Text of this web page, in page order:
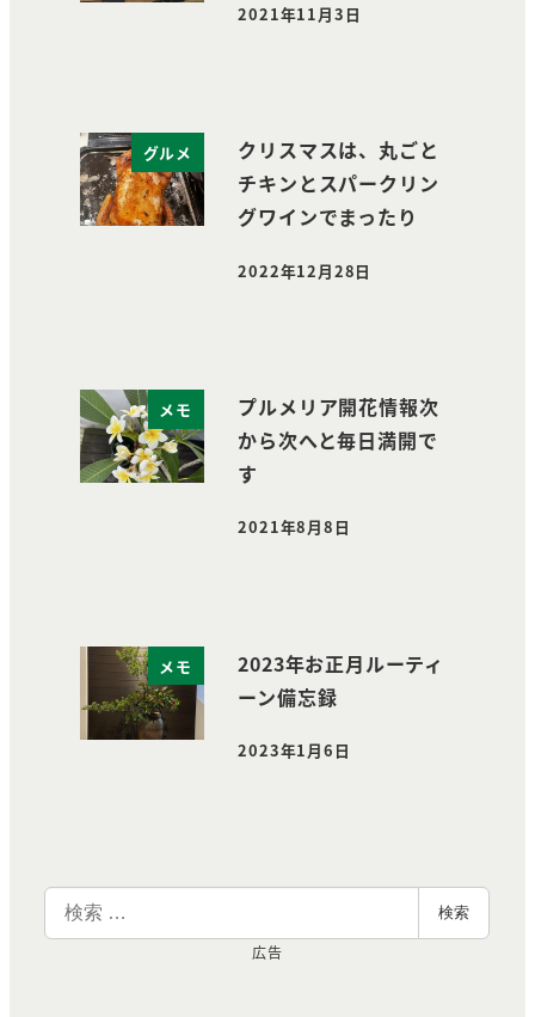
投稿日
2021年11月3日
グルメ
クリスマスは、丸ごと
チキンとスパークリン
グワインでまったり
投稿日
2022年12月28日
メモ
プルメリア開花情報次
から次へと毎日満開で
す
投稿日
2021年8月8日
メモ
2023年お正月ルーティ
ーン備忘録
投稿日
2023年1月6日
検
索
検索
広告